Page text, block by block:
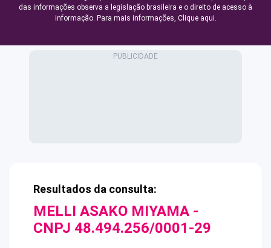
das informações observa a legislação brasileira e o direito de acesso à
informação. Para mais informações, Clique aqui.
Resultados da consulta:
MELLI ASAKO MIYAMA -
CNPJ 48.494.256/0001-29